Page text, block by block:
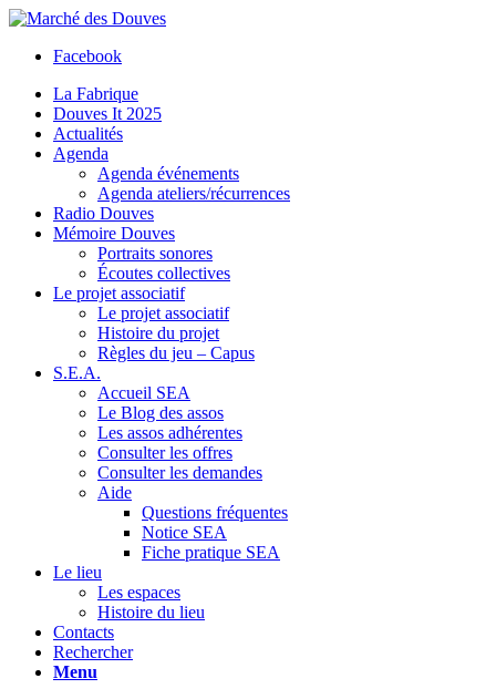
Facebook
La Fabrique
Douves It 2025
Actualités
Agenda
Agenda événements
Agenda ateliers/récurrences
Radio Douves
Mémoire Douves
Portraits sonores
Écoutes collectives
Le projet associatif
Le projet associatif
Histoire du projet
Règles du jeu – Capus
S.E.A.
Accueil SEA
Le Blog des assos
Les assos adhérentes
Consulter les offres
Consulter les demandes
Aide
Questions fréquentes
Notice SEA
Fiche pratique SEA
Le lieu
Les espaces
Histoire du lieu
Contacts
Rechercher
Menu